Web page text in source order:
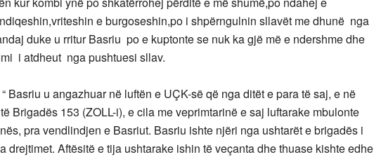
e burgoseshin,po i shpërngulnin sllavët me dhunë nga
duke u rritur Basriu po e kuptonte se nuk ka gjë më e ndershme dhe
i atdheut nga pushtuesi sllav.
Basriu u angazhuar në luftën e UÇK-së që nga ditët e para të saj, e në
Brigadës 153 (ZOLL-i), e cila me veprimtarinë e saj luftarake mbulonte
pra vendlindjen e Basriut. Basriu ishte njëri nga ushtarët e brigadës i
drejtimet. Aftësitë e tija ushtarake ishin të veçanta dhe thuase kishte edhe